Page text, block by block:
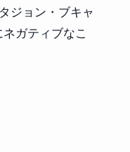
ジョン・ブキャ
ガティブなこ